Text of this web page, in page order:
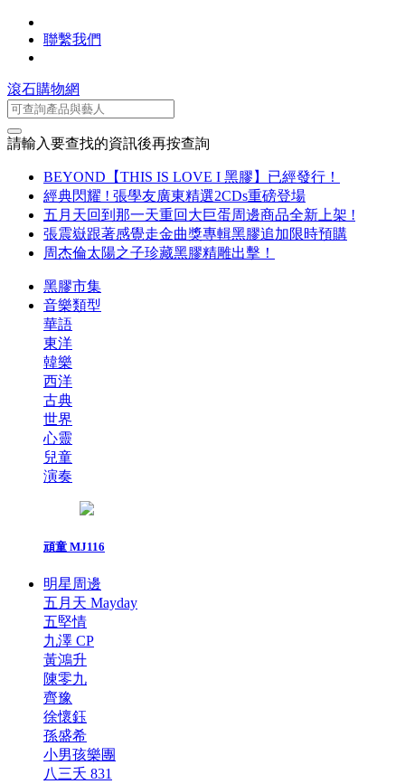
聯繫我們
滾石購物網
請輸入要查找的資訊後再按查詢
BEYOND【THIS IS LOVE I 黑膠】已經發行！
經典閃耀 ! 張學友廣東精選2CDs重磅登場
五月天回到那一天重回大巨蛋周邊商品全新上架 !
張震嶽跟著感覺走金曲獎專輯黑膠追加限時預購
周杰倫太陽之子珍藏黑膠精雕出擊！
黑膠市集
音樂類型
華語
東洋
韓樂
西洋
古典
世界
心靈
兒童
演奏
頑童 MJ116
明星周邊
五月天 Mayday
五堅情
九澤 CP
黃鴻升
陳零九
齊豫
徐懷鈺
孫盛希
小男孩樂團
八三夭 831